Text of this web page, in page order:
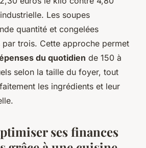
Les soupes
quantité et congelées
trois. Cette approche permet
du quotidien de 150 à
selon la taille du foyer, tout
les ingrédients et leur
ses finances